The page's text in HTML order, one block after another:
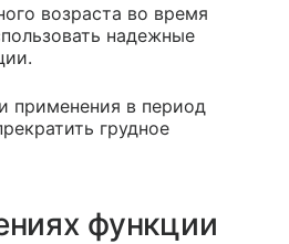
возраста во время
надежные
применения в период
грудное
функции